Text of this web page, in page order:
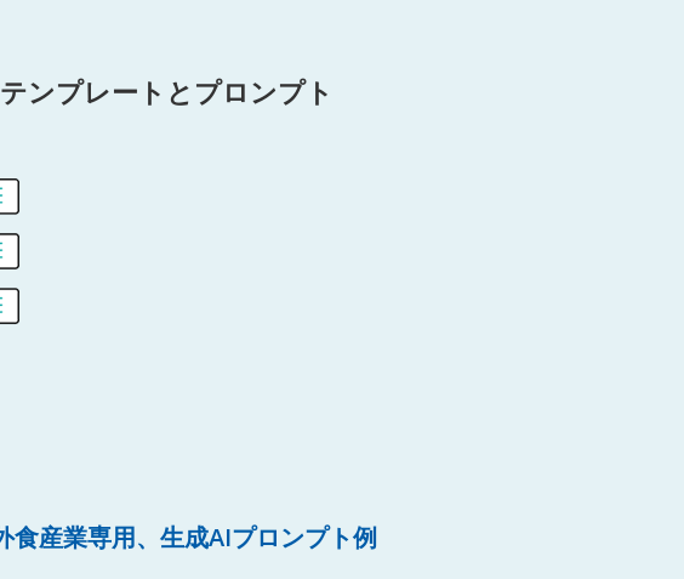
ンプレートとプロンプト
食産業専用、生成AIプロンプト例